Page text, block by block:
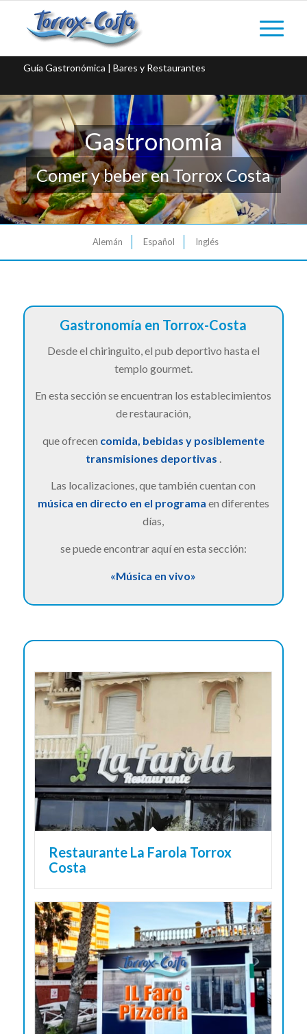
Guía Gastronómica | Bares y Restaurantes
Gastronomía
Comer y beber en Torrox Costa
Alemán Español Inglés
Gastronomía en Torrox-Costa
Desde el chiringuito, el pub deportivo hasta el
templo gourmet.
En esta sección se encuentran los establecimientos
de restauración,
que ofrecen comida, bebidas y posiblemente
transmisiones deportivas
Las localizaciones, que también cuentan con
música en directo en el programa en diferentes
días,
se puede encontrar aquí en esta sección:
«Música en vivo»
Restaurante La Farola Torrox
Costa